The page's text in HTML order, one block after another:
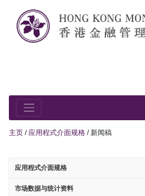
content
主页 /应用程式介面规格 /新闻稿
应用程式介面规格
市场数据与统计资料